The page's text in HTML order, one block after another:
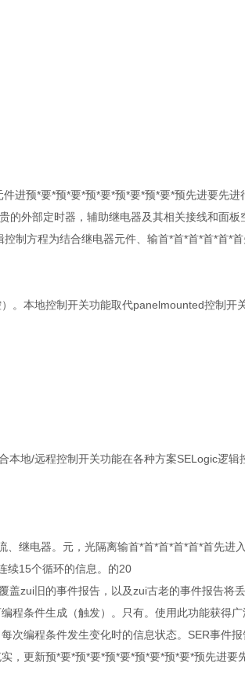
进预*要*预*要*预*要*预*要*预*要*预先进要先进
的外部定时器，辅助继电器及其相关接线和面板
制方程为结合继电器元件、输首*首*首*首*首*
。本地控制开关功能取代panelmounted控制开
地/远程控制开关功能在各种方案SELogic逻辑
继电器。元，光隔离输首*首*首*首*首*首先进
续15个循环的信息。的20
盖zui旧的事件报告，以及zui古老的事件报告将
程条件生成（触发）。只有。使用此功能获得广
次编程条件发生变化时的信息状态。SER事件
，更新预*要*预*要*预*要*预*要*预*要*预先进要